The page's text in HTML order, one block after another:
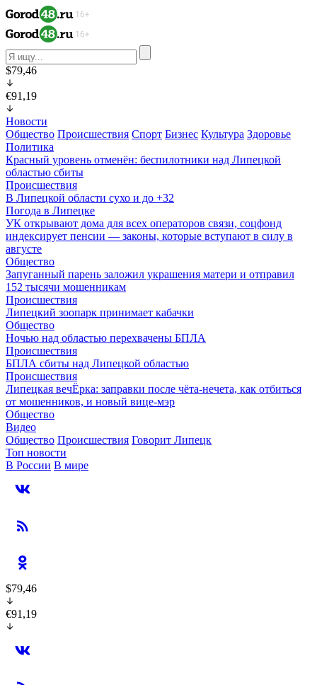
$79,46
€91,19
Новости
Общество Происшествия Спорт Бизнес Культура Здоровье
Политика
Красный уровень отменён: беспилотники над Липецкой
областью сбиты
Происшествия
В Липецкой области сухо и до +32
Погода в Липецке
УК открывают дома для всех операторов связи, соцфонд
индексирует пенсии — законы, которые вступают в силу в
августе
Общество
Запуганный парень заложил украшения матери и отправил
152 тысячи мошенникам
Происшествия
Липецкий зоопарк принимает кабачки
Общество
Ночью над областью перехвачены БПЛА
Происшествия
БПЛА сбиты над Липецкой областью
Происшествия
Липецкая вечЁрка: заправки после чёта-нечета, как отбиться
от мошенников, и новый вице-мэр
Общество
Видео
Общество Происшествия Говорит Липецк
Топ новости
В России В мире
$79,46
€91,19